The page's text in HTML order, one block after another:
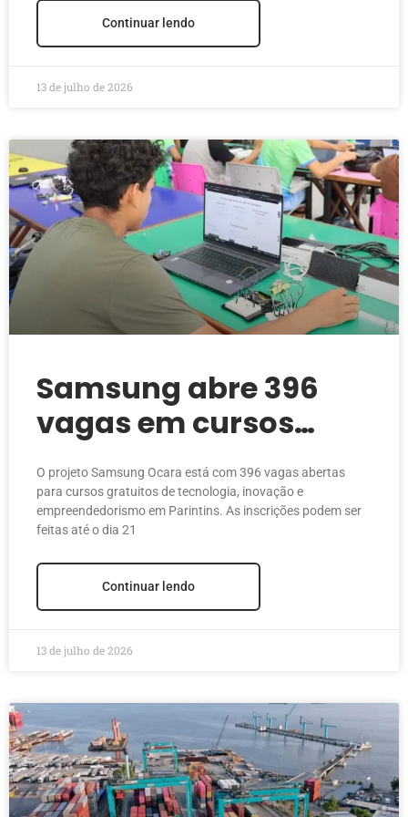
Continuar lendo
13 de julho de 2026
Samsung abre 396
vagas em cursos
gratuitos de
tecnologia em
Parintins
O projeto Samsung Ocara está com 396 vagas abertas
para cursos gratuitos de tecnologia, inovação e
empreendedorismo em Parintins. As inscrições podem ser
feitas até o dia 21
Continuar lendo
13 de julho de 2026